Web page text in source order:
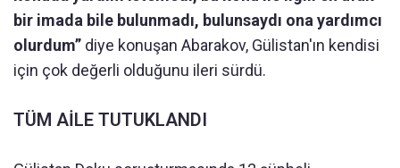
bir imada bile bulunmadı, bulunsaydı ona yardımcı
olurdum” diye konuşan Abarakov, Gülistan'ın kendisi
için çok değerli olduğunu ileri sürdü.
TÜM AİLE TUTUKLANDI